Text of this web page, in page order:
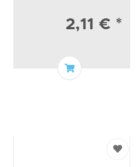
2,11 € *
In den Warenkorb